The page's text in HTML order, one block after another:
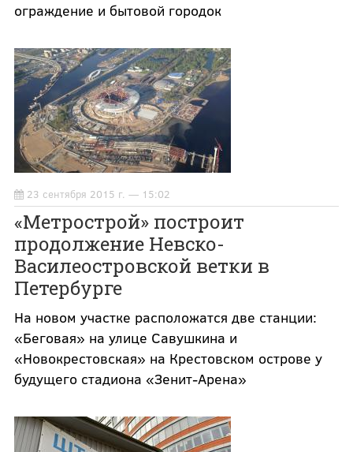
ограждение и бытовой городок
23 сентября 2015 г. — 15:02
«Метрострой» построит
продолжение Невско-
Василеостровской ветки в
Петербурге
На новом участке расположатся две станции:
«Беговая» на улице Савушкина и
«Новокрестовская» на Крестовском острове у
будущего стадиона «Зенит-Арена»